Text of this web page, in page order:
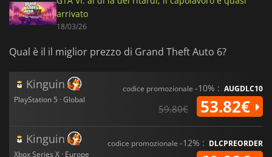
arrivato
18/03/26
Qual è il il miglior prezzo di Grand Theft Auto 6?
Kinguin
PlayStation 5 · Global
codice promozionale -10% : AUGDLC10
59.80€ 53.82€
Kinguin
Xbox Series X · Europe
codice promozionale -12% : DLCPREORDER